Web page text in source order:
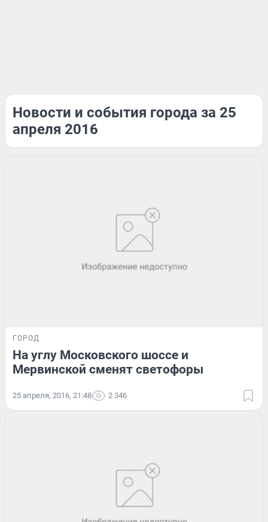
Новости и события города за 25
апреля 2016
ГОРОД
На углу Московского шоссе и
Мервинской сменят светофоры
25 апреля, 2016, 21:48 2 346